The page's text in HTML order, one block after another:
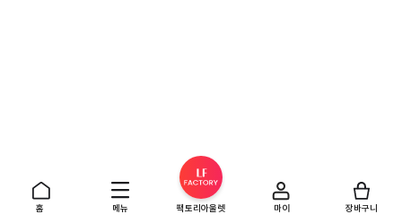
홈 메뉴 팩토리아울렛 마이 장바구니